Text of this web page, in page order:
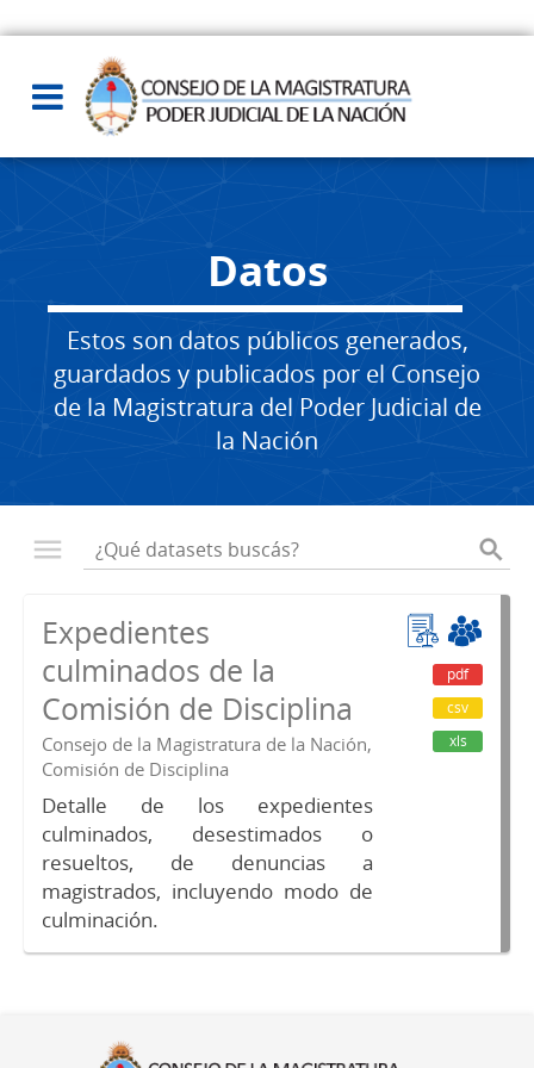
Datos
Estos son datos públicos generados,
guardados y publicados por el Consejo
de la Magistratura del Poder Judicial de
la Nación
Expedientes
culminados de la
Comisión de Disciplina
Consejo de la Magistratura de la Nación,
Comisión de Disciplina
Detalle de los expedientes
culminados, desestimados o
resueltos, de denuncias a
magistrados, incluyendo modo de
culminación.
pdf
csv
xls